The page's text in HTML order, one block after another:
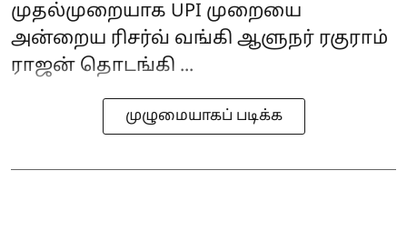
முதல்முறையாக UPI முறையை
அன்றைய ரிசர்வ் வங்கி ஆளுநர் ரகுராம்
ராஜன் தொடங்கி ...
முழுமையாகப் படிக்க